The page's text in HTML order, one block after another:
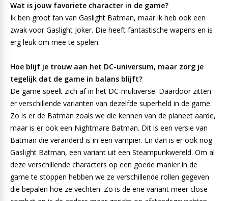
Wat is jouw favoriete character in de game?
Ik ben groot fan van Gaslight Batman, maar ik heb ook een
zwak voor Gaslight Joker. Die heeft fantastische wapens en is
erg leuk om mee te spelen.
Hoe blijf je trouw aan het DC-universum, maar zorg je
tegelijk dat de game in balans blijft?
De game speelt zich af in het DC-multiverse. Daardoor zitten
er verschillende varianten van dezelfde superheld in de game.
Zo is er de Batman zoals we die kennen van de planeet aarde,
maar is er ook een Nightmare Batman. Dit is een versie van
Batman die veranderd is in een vampier. En dan is er ook nog
Gaslight Batman, een variant uit een Steampunkwereld. Om al
deze verschillende characters op een goede manier in de
game te stoppen hebben we ze verschillende rollen gegeven
die bepalen hoe ze vechten. Zo is de ene variant meer close